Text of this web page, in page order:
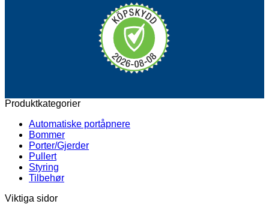
Produktkategorier
Automatiske portåpnere
Bommer
Porter/Gjerder
Pullert
Styring
Tilbehør
Viktiga sidor